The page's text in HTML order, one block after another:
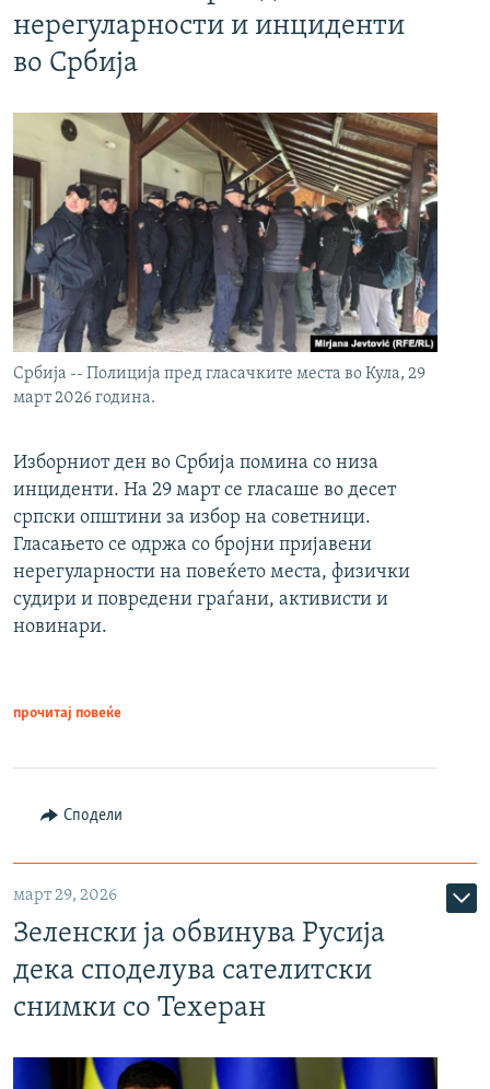
нерегуларности и инциденти
во Србија
Србија -- Полиција пред гласачките места во Кула, 29
март 2026 година.
Изборниот ден во Србија помина со низа
инциденти. На 29 март се гласаше во десет
српски општини за избор на советници.
Гласањето се одржа со бројни пријавени
нерегуларности на повеќето места, физички
судири и повредени граѓани, активисти и
новинари.
прочитај повеќе
Сподели
март 29, 2026
Зеленски ја обвинува Русија
дека споделува сателитски
снимки со Техеран